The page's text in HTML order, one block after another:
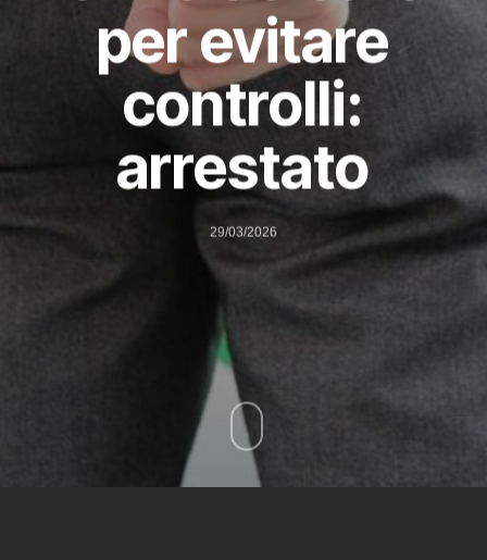
per evitare
controlli:
arrestato
29/03/2026